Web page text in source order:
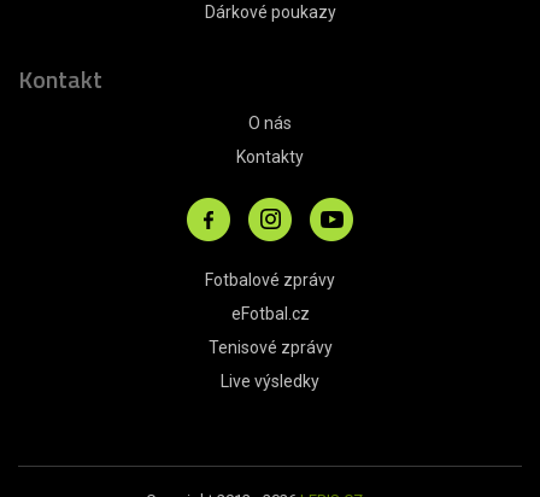
Dárkové poukazy
Kontakt
O nás
Kontakty
Fotbalové zprávy
eFotbal.cz
Tenisové zprávy
Live výsledky